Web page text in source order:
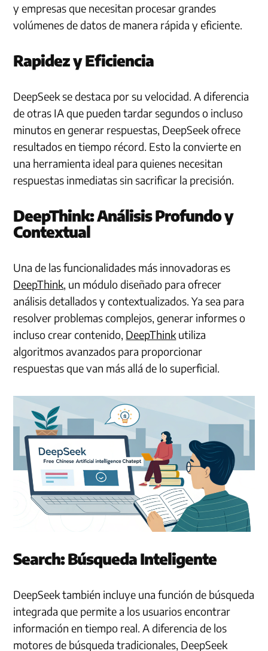
y empresas que necesitan procesar grandes
volúmenes de datos de manera rápida y eficiente.
Rapidez y Eficiencia
DeepSeek se destaca por su velocidad. A diferencia
de otras IA que pueden tardar segundos o incluso
minutos en generar respuestas, DeepSeek ofrece
resultados en tiempo récord. Esto la convierte en
una herramienta ideal para quienes necesitan
respuestas inmediatas sin sacrificar la precisión.
DeepThink: Análisis Profundo y
Contextual
Una de las funcionalidades más innovadoras es
DeepThink, un módulo diseñado para ofrecer
análisis detallados y contextualizados. Ya sea para
resolver problemas complejos, generar informes o
incluso crear contenido, DeepThink utiliza
algoritmos avanzados para proporcionar
respuestas que van más allá de lo superficial.
Search: Búsqueda Inteligente
DeepSeek también incluye una función de búsqueda
integrada que permite a los usuarios encontrar
información en tiempo real. A diferencia de los
motores de búsqueda tradicionales, DeepSeek